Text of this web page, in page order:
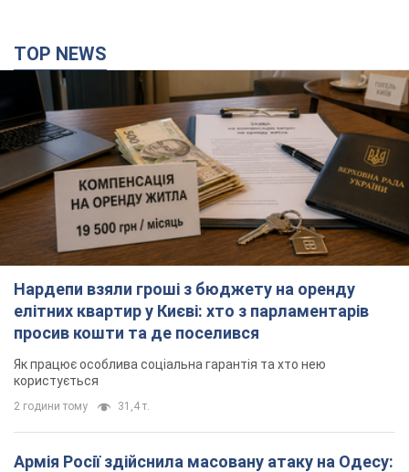
TOP NEWS
Нардепи взяли гроші з бюджету на оренду
елітних квартир у Києві: хто з парламентарів
просив кошти та де поселився
Як працює особлива соціальна гарантія та хто нею
користується
2 години тому 31,4 т.
Армія Росії здійснила масовану атаку на Одесу: